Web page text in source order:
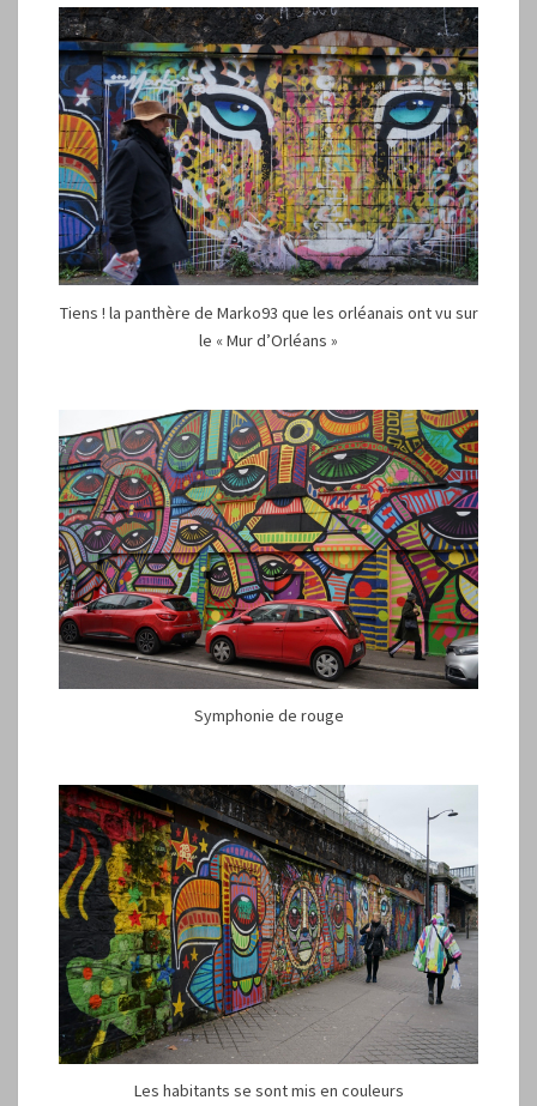
Tiens ! la panthère de Marko93 que les orléanais ont vu sur
le « Mur d’Orléans »
Symphonie de rouge
Les habitants se sont mis en couleurs